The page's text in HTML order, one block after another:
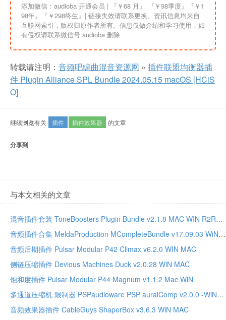
添加微信：audioba 开通会员 | 『￥68 月』 『￥98季度』『￥1
98年』『￥298终生』| 链接失效请联系更换。资讯信息均来自
互联网索引，版权归原作者所有。信息仅做介绍和学习使用，如
有侵权请联系微信号 audioba 删除
转载请注明： 音频吧编曲混音资源网 » 插件联盟均衡器插
件 Plugin Alliance SPL Bundle 2024.05.15 macOS [HCiS
O]
继续浏览有关 插件 插件效果器 的文章
分享到
与本文相关的文章
混音插件套装 ToneBoosters Plugin Bundle v2.1.8 MAC WIN R2R版本
音频插件合集 MeldaProduction MCompleteBundle v17.09.03 WiN MAC
音频后期插件 Pulsar Modular P42 Climax v6.2.0 WIN MAC
侧链压缩插件 Devious Machines Duck v2.0.28 WiN MAC
饱和度插件 Pulsar Modular P44 Magnum v1.1.2 Mac WiN
多通道压缩机 限制器 PSPaudioware PSP auralComp v2.0.0 -WiN
音频效果器插件 CableGuys ShaperBox v3.6.3 WiN MAC